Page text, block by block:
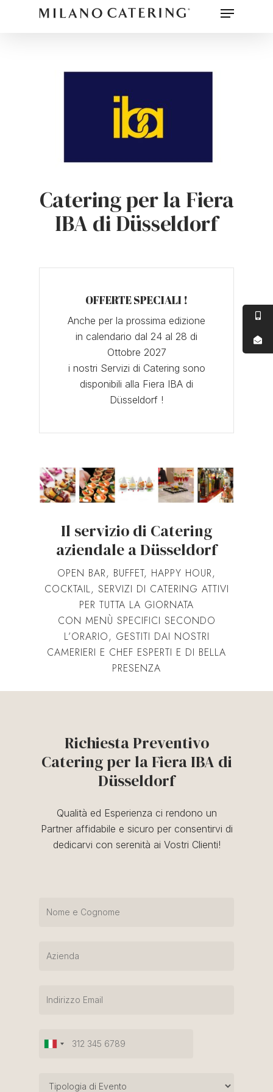
Catering per la Fiera
IBA di Düsseldorf
OFFERTE SPECIALI !
Anche per la prossima edizione
in calendario dal 24 al 28 di
Ottobre 2027
i nostri Servizi di Catering sono
disponibili alla Fiera IBA di
Düsseldorf !
Il servizio di Catering
aziendale a Düsseldorf
OPEN BAR, BUFFET, HAPPY HOUR,
COCKTAIL, SERVIZI DI CATERING ATTIVI
PER TUTTA LA GIORNATA
CON MENÙ SPECIFICI SECONDO
L’ORARIO, GESTITI DAI NOSTRI
CAMERIERI E CHEF ESPERTI E DI BELLA
PRESENZA
Richiesta Preventivo
Catering per la Fiera IBA di
Düsseldorf
Qualità ed Esperienza ci rendono un
Partner affidabile e sicuro per consentirvi di
dedicarvi con serenità ai Vostri Clienti!